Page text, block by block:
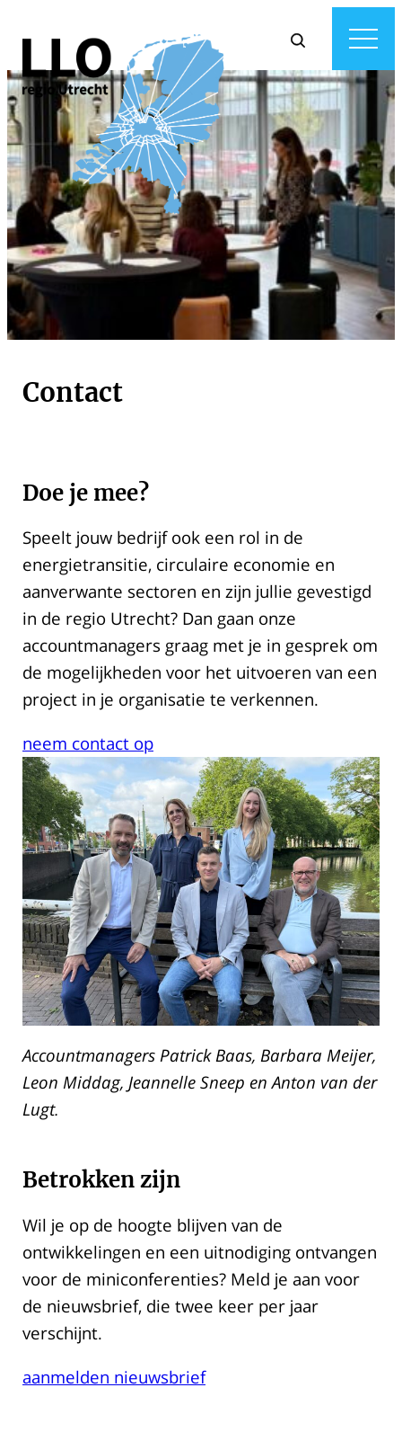
Contact
Doe je mee?
Speelt jouw bedrijf ook een rol in de
energietransitie, circulaire economie en
aanverwante sectoren en zijn jullie gevestigd
in de regio Utrecht? Dan gaan onze
accountmanagers graag met je in gesprek om
de mogelijkheden voor het uitvoeren van een
project in je organisatie te verkennen.
neem contact op
Accountmanagers Patrick Baas, Barbara Meijer,
Leon Middag, Jeannelle Sneep en Anton van der
Lugt.
Betrokken zijn
Wil je op de hoogte blijven van de
ontwikkelingen en een uitnodiging ontvangen
voor de miniconferenties? Meld je aan voor
de nieuwsbrief, die twee keer per jaar
verschijnt.
aanmelden nieuwsbrief